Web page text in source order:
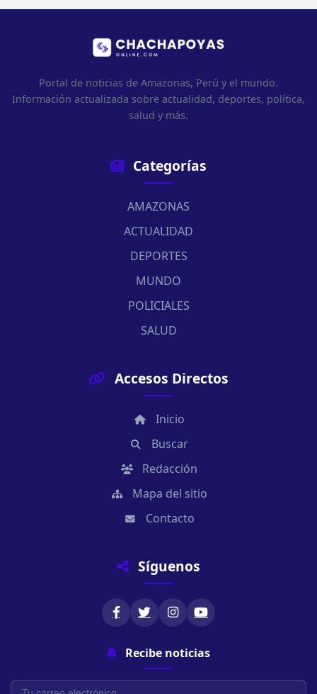
Portal de noticias de Amazonas, Perú y el mundo.
Información actualizada sobre actualidad, deportes, política,
salud y más.
Categorías
AMAZONAS
ACTUALIDAD
DEPORTES
MUNDO
POLICIALES
SALUD
Accesos Directos
Inicio
Buscar
Redacción
Mapa del sitio
Contacto
Síguenos
Recibe noticias